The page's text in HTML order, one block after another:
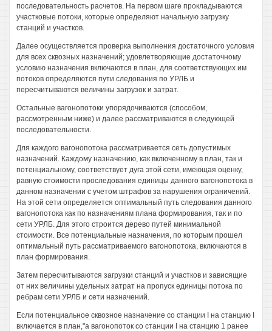
последовательность расчетов. На первом шаге прокладываются
участковые потоки, которые определяют начальную загрузку
станций и участков.
Далее осуществляется проверка выполнения достаточного условия
для всех сквозных назначений; удовлетворяющие достаточному
условию назначения включаются в план, для соответствующих им
потоков определяются пути следования по УРЛБ и
пересчитываются величины загрузок и затрат.
Остальные вагонопотоки упорядочиваются (способом,
рассмотренным ниже) и далее рассматриваются в следующей
последовательности.
Для каждого вагонопотока рассматривается сеть допустимых
назначений. Каждому назначению, как включенному в план, так и
потенциальному, соответствует дуга этой сети, имеющая оценку,
равную стоимости проследования единицы данного вагонопотока в
данном назначении с учетом штрафов за нарушения ограничений.
На этой сети определяется оптимальный путь следования данного
вагонопотока как по назначениям плана формирования, так и по
сети УРЛБ. Для этого строится дерево путей минимальной
стоимости. Все потенциальные назначения, по которым прошел
оптимальный путь рассматриваемого вагонопотока, включаются в
план формирования.
Затем пересчитываются загрузки станций и участков и зависящие
от них величины удельных затрат на пропуск единицы потока по
ребрам сети УРЛБ и сети назначений.
Если потенциальное сквозное назначение со станции I на станцию I
включается в план,"а вагонопоток со станции I на станцию 1 ранее